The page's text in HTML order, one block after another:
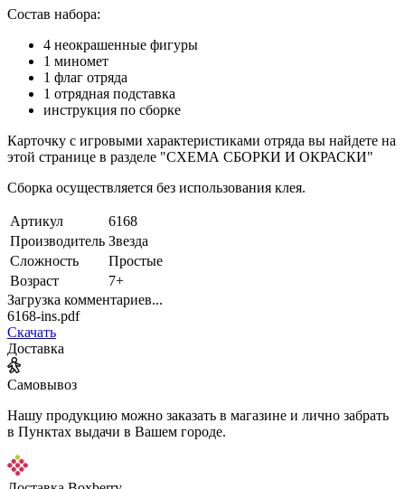
Состав набора:
4 неокрашенные фигуры
1 миномет
1 флаг отряда
1 отрядная подставка
инструкция по сборке
Карточку с игровыми характеристиками отряда вы найдете на
этой странице в разделе "СХЕМА СБОРКИ И ОКРАСКИ"
Сборка осуществляется без использования клея.
Артикул
6168
Производитель Звезда
Сложность
Простые
Возраст
7+
Загрузка комментариев...
6168-ins.pdf
Скачать
Доставка
Самовывоз
Нашу продукцию можно заказать в магазине и лично забрать
в Пунктах выдачи в Вашем городе.